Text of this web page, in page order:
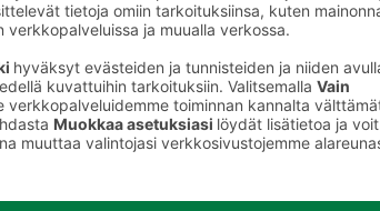
Salmiakkipussit